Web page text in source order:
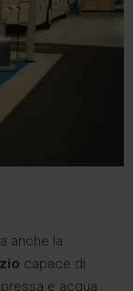
anche la
capace di
e acqua.